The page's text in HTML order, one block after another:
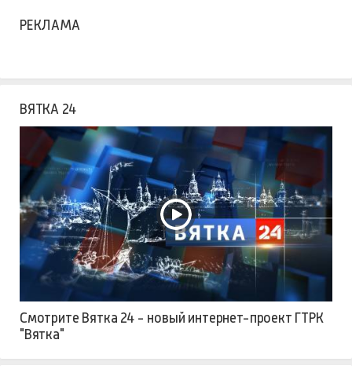
РЕКЛАМА
ВЯТКА 24
Смотрите Вятка 24 - новый интернет-проект ГТРК
"Вятка"